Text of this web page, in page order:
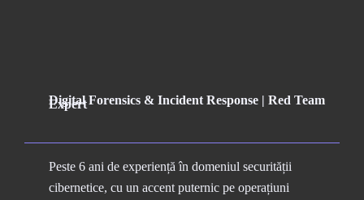
Digital Forensics & Incident Response | Red Team
Expert
Peste 6 ani de experiență în domeniul securității
cibernetice, cu un accent puternic pe operațiuni